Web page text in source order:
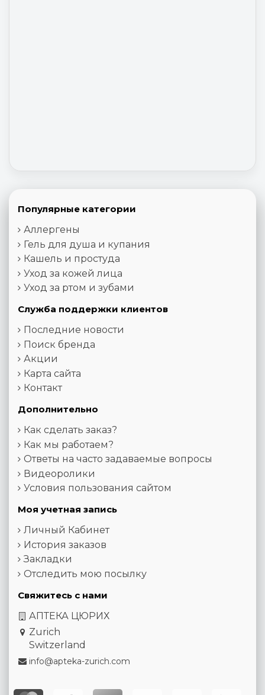
Популярные категории
Аллергены
Гель для душа и купания
Кашель и простуда
Уход за кожей лица
Уход за ртом и зубами
Служба поддержки клиентов
Последние новости
Поиск бренда
Акции
Карта сайта
Контакт
Дополнительно
Как сделать заказ?
Как мы работаем?
Ответы на часто задаваемые вопросы
Видеоролики
Условия пользования сайтом
Моя учетная запись
Личный Кабинет
История заказов
Закладки
Отследить мою посылку
Свяжитесь с нами
АПТЕКА ЦЮРИХ
Zurich
Switzerland
info@apteka-zurich.com